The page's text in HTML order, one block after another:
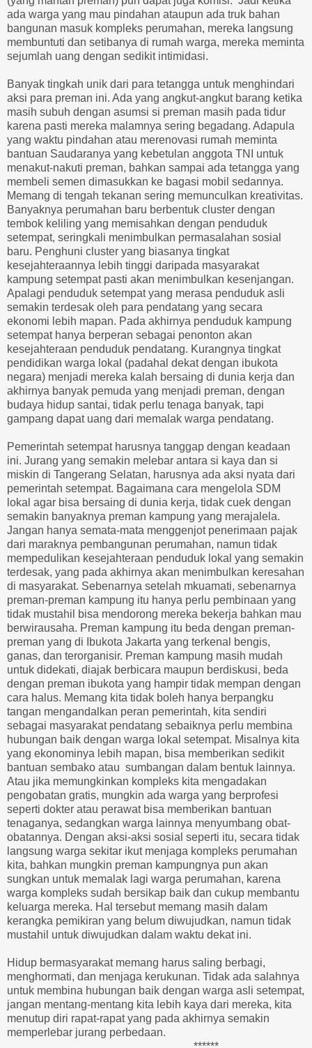
ada warga yang mau pindahan ataupun ada truk bahan
bangunan masuk kompleks perumahan, mereka langsung
membuntuti dan setibanya di rumah warga, mereka meminta
sejumlah uang dengan sedikit intimidasi.
Banyak tingkah unik dari para tetangga untuk menghindari
aksi para preman ini. Ada yang angkut-angkut barang ketika
masih subuh dengan asumsi si preman masih pada tidur
karena pasti mereka malamnya sering begadang. Adapula
yang waktu pindahan atau merenovasi rumah meminta
bantuan Saudaranya yang kebetulan anggota TNI untuk
menakut-nakuti preman, bahkan sampai ada tetangga yang
membeli semen dimasukkan ke bagasi mobil sedannya.
Memang di tengah tekanan sering memunculkan kreativitas.
Banyaknya perumahan baru berbentuk cluster dengan
tembok keliling yang memisahkan dengan penduduk
setempat, seringkali menimbulkan permasalahan sosial
baru. Penghuni cluster yang biasanya tingkat
kesejahteraannya lebih tinggi daripada masyarakat
kampung setempat pasti akan menimbulkan kesenjangan.
Apalagi penduduk setempat yang merasa penduduk asli
semakin terdesak oleh para pendatang yang secara
ekonomi lebih mapan. Pada akhirnya penduduk kampung
setempat hanya berperan sebagai penonton akan
kesejahteraan penduduk pendatang. Kurangnya tingkat
pendidikan warga lokal (padahal dekat dengan ibukota
negara) menjadi mereka kalah bersaing di dunia kerja dan
akhirnya banyak pemuda yang menjadi preman, dengan
budaya hidup santai, tidak perlu tenaga banyak, tapi
gampang dapat uang dari memalak warga pendatang.
Pemerintah setempat harusnya tanggap dengan keadaan
ini. Jurang yang semakin melebar antara si kaya dan si
miskin di Tangerang Selatan, harusnya ada aksi nyata dari
pemerintah setempat. Bagaimana cara mengelola SDM
lokal agar bisa bersaing di dunia kerja, tidak cuek dengan
semakin banyaknya preman kampung yang merajalela.
Jangan hanya semata-mata menggenjot penerimaan pajak
dari maraknya pembangunan perumahan, namun tidak
mempedulikan kesejahteraan penduduk lokal yang semakin
terdesak, yang pada akhirnya akan menimbulkan keresahan
di masyarakat. Sebenarnya setelah mkuamati, sebenarnya
preman-preman kampung itu hanya perlu pembinaan yang
tidak mustahil bisa mendorong mereka bekerja bahkan mau
berwirausaha. Preman kampung itu beda dengan preman-
preman yang di Ibukota Jakarta yang terkenal bengis,
ganas, dan terorganisir. Preman kampung masih mudah
untuk didekati, diajak berbicara maupun berdiskusi, beda
dengan preman ibukota yang hampir tidak mempan dengan
cara halus. Memang kita tidak boleh hanya berpangku
tangan mengandalkan peran pemerintah, kita sendiri
sebagai masyarakat pendatang sebaiknya perlu membina
hubungan baik dengan warga lokal setempat. Misalnya kita
yang ekonominya lebih mapan, bisa memberikan sedikit
bantuan sembako atau sumbangan dalam bentuk lainnya.
Atau jika memungkinkan kompleks kita mengadakan
pengobatan gratis, mungkin ada warga yang berprofesi
seperti dokter atau perawat bisa memberikan bantuan
tenaganya, sedangkan warga lainnya menyumbang obat-
obatannya. Dengan aksi-aksi sosial seperti itu, secara tidak
langsung warga sekitar ikut menjaga kompleks perumahan
kita, bahkan mungkin preman kampungnya pun akan
sungkan untuk memalak lagi warga perumahan, karena
warga kompleks sudah bersikap baik dan cukup membantu
keluarga mereka. Hal tersebut memang masih dalam
kerangka pemikiran yang belum diwujudkan, namun tidak
mustahil untuk diwujudkan dalam waktu dekat ini.
Hidup bermasyarakat memang harus saling berbagi,
menghormati, dan menjaga kerukunan. Tidak ada salahnya
untuk membina hubungan baik dengan warga asli setempat,
jangan mentang-mentang kita lebih kaya dari mereka, kita
menutup diri rapat-rapat yang pada akhirnya semakin
memperlebar jurang perbedaan.